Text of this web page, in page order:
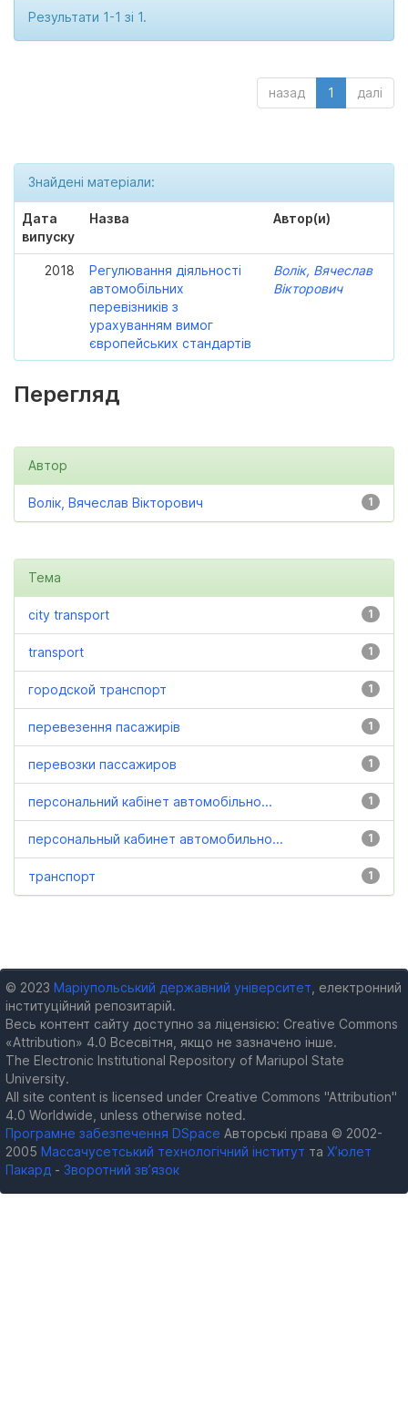
Результати 1-1 зі 1.
назад 1 далі
Знайдені матеріали:
Дата
випуску
Назва Автор(и)
2018
Регулювання діяльності
автомобільних
перевізників з
урахуванням вимог
європейських стандартів
Волік, Вячеслав
Вікторович
Перегляд
Автор
1
Волік, Вячеслав Вікторович
Тема
1
city transport
1
transport
1
городской транспорт
1
перевезення пасажирів
1
перевозки пассажиров
1
персональний кабінет автомобільно...
1
персональный кабинет автомобильно...
1
транспорт
© 2023 Маріупольський державний університет , електронний
інституційний репозитарій.
Весь контент сайту доступно за ліцензією: Creative Commons
«Attribution» 4.0 Всесвітня, якщо не зазначено інше.
The Electronic Institutional Repository of Mariupol State
University.
All site content is licensed under Creative Commons "Attribution"
4.0 Worldwide, unless otherwise noted.
Програмне забезпечення DSpace Авторські права © 2002-
2005 Массачусетський технологічний інститут та Х’юлет
Пакард - Зворотний зв’язок